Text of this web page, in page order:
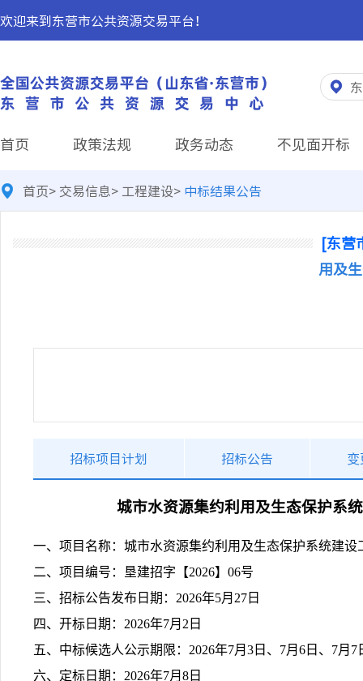
欢迎来到东营市公共资源交易平台！
首页 政策法规 政务动态 不见面开标
首页> 交易信息> 工程建设> 中标结果公告
[东营
用及
招标项目计划 招标公告
城市水资源集约利用及生态保护系
一、项目名称：城市水资源集约利用及生态保护系统建
二、项目编号：垦建招字【2026】06号
三、招标公告发布日期：2026年5月27日
四、开标日期：2026年7月2日
五、中标候选人公示期限：2026年7月3日、7月6日、7月7
六、定标日期：2026年7月8日